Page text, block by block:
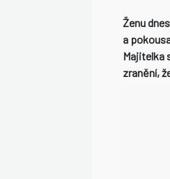
Ženu
a
Majitelka
zranění,